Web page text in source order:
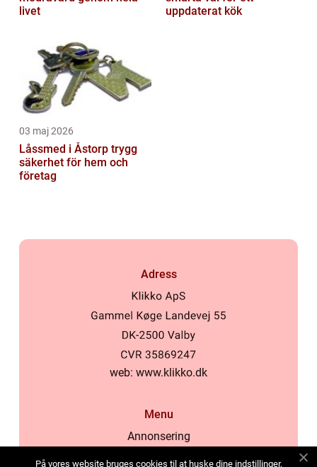
livet
uppdaterat kök
03 maj 2026
Låssmed i Åstorp trygg
säkerhet för hem och
företag
Adress
web: www.klikko.dk
Menu
Annonsering
På vores website bruges cookies til at huske dine indstillinger,